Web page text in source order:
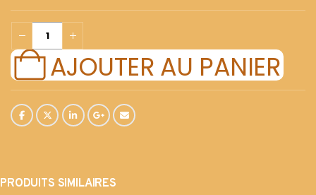
AJOUTER AU PANIER
PRODUITS SIMILAIRES